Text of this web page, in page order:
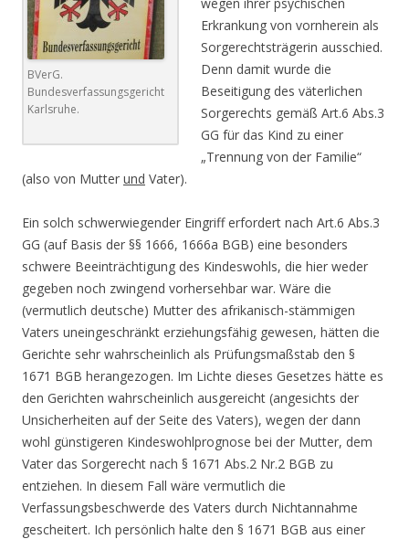
BVerG.
Bundesverfassungsgericht
Karlsruhe.
Erkrankung von vornherein als
Sorgerechtsträgerin ausschied.
Denn damit wurde die
Beseitigung des väterlichen
Sorgerechts gemäß Art.6 Abs.3
GG für das Kind zu einer
„Trennung von der Familie“
(also von Mutter und Vater).
Ein solch schwerwiegender Eingriff erfordert nach Art.6 Abs.3
GG (auf Basis der §§ 1666, 1666a BGB) eine besonders
schwere Beeinträchtigung des Kindeswohls, die hier weder
gegeben noch zwingend vorhersehbar war. Wäre die
(vermutlich deutsche) Mutter des afrikanisch-stämmigen
Vaters uneingeschränkt erziehungsfähig gewesen, hätten die
Gerichte sehr wahrscheinlich als Prüfungsmaßstab den §
1671 BGB herangezogen. Im Lichte dieses Gesetzes hätte es
den Gerichten wahrscheinlich ausgereicht (angesichts der
Unsicherheiten auf der Seite des Vaters), wegen der dann
wohl günstigeren Kindeswohlprognose bei der Mutter, dem
Vater das Sorgerecht nach § 1671 Abs.2 Nr.2 BGB zu
entziehen. In diesem Fall wäre vermutlich die
Verfassungsbeschwerde des Vaters durch Nichtannahme
gescheitert. Ich persönlich halte den § 1671 BGB aus einer